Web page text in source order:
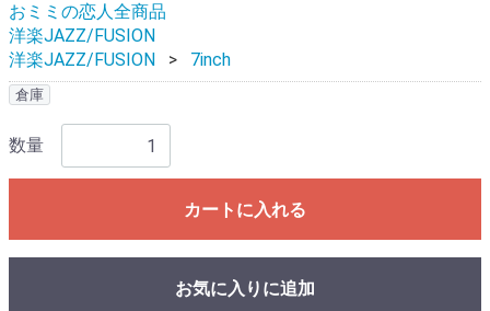
おミミの恋人全商品
洋楽JAZZ/FUSION
洋楽JAZZ/FUSION
7inch
倉庫
数量
カートに入れる
お気に入りに追加